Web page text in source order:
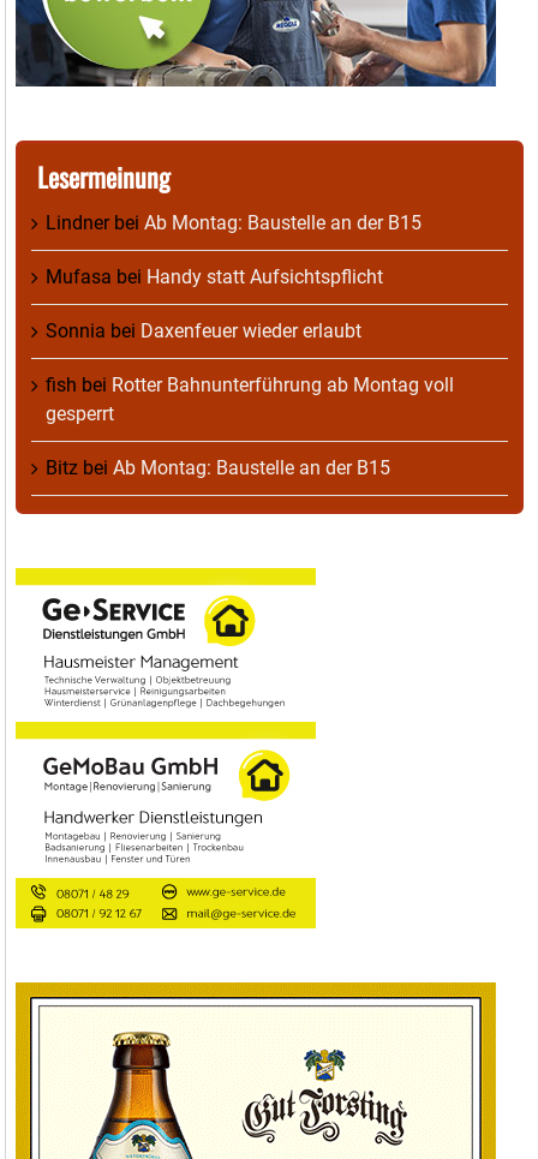
Lesermeinung
Lindnerbei Ab Montag: Baustelle an der B15
Mufasa bei Handy statt Aufsichtspflicht
Sonnia bei Daxenfeuer wieder erlaubt
fish bei Rotter Bahnunterführung ab Montag voll
gesperrt
Bitz bei Ab Montag: Baustelle an der B15